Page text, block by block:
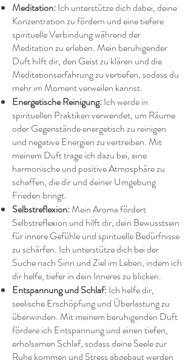
Meditation:Ich unterstütze dich dabei, deine
Konzentration zu fördern und eine tiefere
spirituelle Verbindung während der
Meditation zu erleben. Mein beruhigender
Duft hilft dir, den Geist zu klären und die
Meditationserfahrung zu vertiefen, sodass du
mehr im Moment verweilen kannst.
Energetische Reinigung:Ich werde in
spirituellen Praktiken verwendet, um Räume
oder Gegenstände energetisch zu reinigen
und negative Energien zu vertreiben. Mit
meinem Duft trage ich dazu bei, eine
harmonische und positive Atmosphäre zu
schaffen, die dir und deiner Umgebung
Frieden bringt.
Selbstreflexion:Mein Aroma fördert
Selbstreflexion und hilft dir, dein Bewusstsein
für innere Gefühle und spirituelle Bedürfnisse
zu schärfen. Ich unterstütze dich bei der
Suche nach Sinn und Ziel im Leben, indem ich
dir helfe, tiefer in dein Inneres zu blicken.
Entspannung und Schlaf:Ich helfe dir,
seelische Erschöpfung und Überlastung zu
überwinden. Mit meinem beruhigenden Duft
fördere ich Entspannung und einen tiefen,
erholsamen Schlaf, sodass deine Seele zur
Ruhe kommen und Stress abgebaut werden